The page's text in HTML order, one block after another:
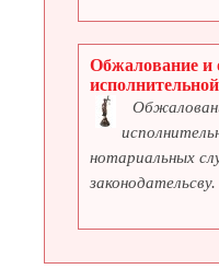
Обжалование и
нотариальных
законодательсву.